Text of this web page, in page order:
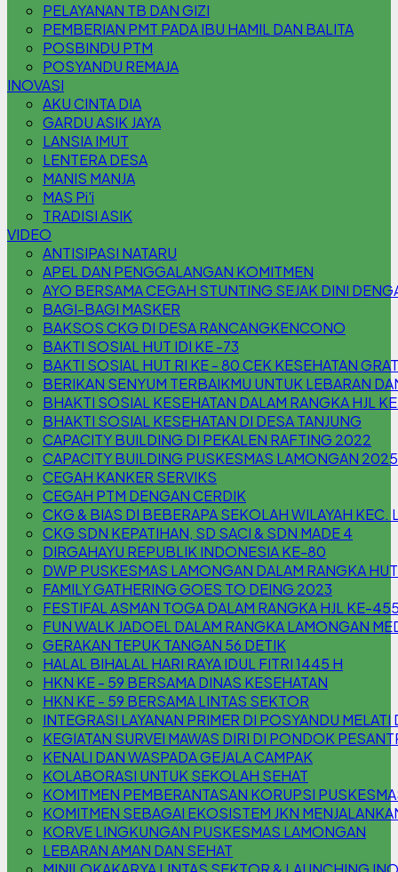
PELAYANAN TB DAN GIZI
PEMBERIAN PMT PADA IBU HAMIL DAN BALITA
POSBINDU PTM
POSYANDU REMAJA
INOVASI
AKU CINTA DIA
GARDU ASIK JAYA
LANSIA IMUT
LENTERA DESA
MANIS MANJA
MAS Pi'i
TRADISI ASIK
VIDEO
ANTISIPASI NATARU
APEL DAN PENGGALANGAN KOMITMEN
AYO BERSAMA CEGAH STUNTING SEJAK DINI
BAGI-BAGI MASKER
BAKSOS CKG DI DESA RANCANGKENCONO
BAKTI SOSIAL HUT IDI KE -73
BAKTI SOSIAL HUT RI KE - 80 CEK KESEHATAN
BERIKAN SENYUM TERBAIKMU UNTUK LEBARAN
BHAKTI SOSIAL KESEHATAN DALAM RANGKA HJL
BHAKTI SOSIAL KESEHATAN DI DESA TANJUNG
CAPACITY BUILDING DI PEKALEN RAFTING 2022
CAPACITY BUILDING PUSKESMAS LAMONGAN 2025
CEGAH KANKER SERVIKS
CEGAH PTM DENGAN CERDIK
CKG & BIAS DI BEBERAPA SEKOLAH WILAYAH KEC.
CKG SDN KEPATIHAN, SD SACI & SDN MADE 4
DIRGAHAYU REPUBLIK INDONESIA KE-80
DWP PUSKESMAS LAMONGAN DALAM RANGKA
FAMILY GATHERING GOES TO DEING 2023
FESTIFAL ASMAN TOGA DALAM RANGKA HJL KE-
FUN WALK JADOEL DALAM RANGKA LAMONGAN
GERAKAN TEPUK TANGAN 56 DETIK
HALAL BIHALAL HARI RAYA IDUL FITRI 1445 H
HKN KE - 59 BERSAMA DINAS KESEHATAN
HKN KE - 59 BERSAMA LINTAS SEKTOR
INTEGRASI LAYANAN PRIMER DI POSYANDU
KEGIATAN SURVEI MAWAS DIRI DI PONDOK
KENALI DAN WASPADA GEJALA CAMPAK
KOLABORASI UNTUK SEKOLAH SEHAT
KOMITMEN PEMBERANTASAN KORUPSI
KOMITMEN SEBAGAI EKOSISTEM JKN
KORVE LINGKUNGAN PUSKESMAS LAMONGAN
LEBARAN AMAN DAN SEHAT